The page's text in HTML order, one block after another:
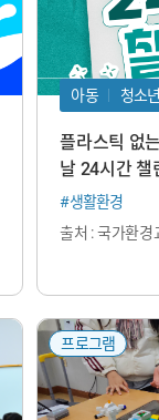
아동 청소년
플라스틱 없
날 24시간 챌
#생활환경
출처 : 국가환경
프로그램